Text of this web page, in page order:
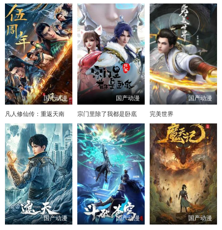
国产动漫
凡人修仙传：重返天南
国产动漫
宗门里除了我都是卧底
国产动漫
完美世界
国产动漫 国产动漫 国产动漫